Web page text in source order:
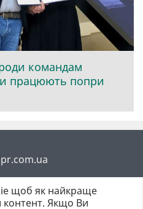
командам
працюють попри
щоб як найкраще
контент. Якщо Ви